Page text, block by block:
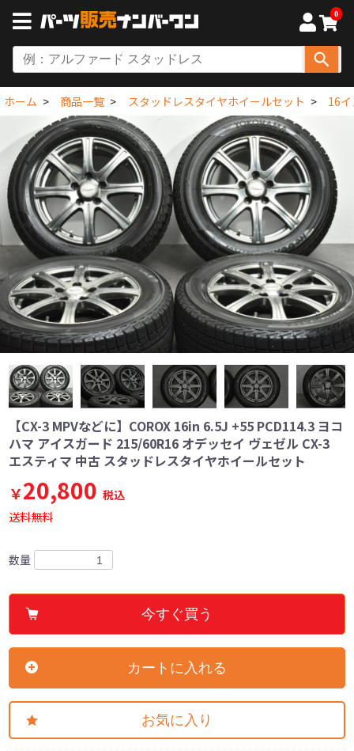
0
ホーム 商品一覧 スタッドレスタイヤホイールセット 16
【CX-3 MPVなどに】COROX 16in 6.5J +55 PCD114.3 ヨコ
ハマ アイスガード 215/60R16 オデッセイ ヴェゼル CX-3
エスティマ 中古 スタッドレスタイヤホイールセット
￥20,800 税込
送料無料
数量
今すぐ買う
カートに入れる
お気に入り